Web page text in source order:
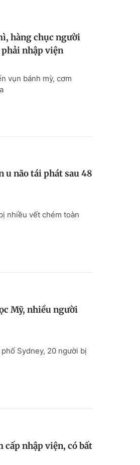
hàng chục người
nhập viện
vụn bánh mỳ, cơm
u não tái phát sau 48
nhiều vết chém toàn
Mỹ, nhiều người
Sydney, 20 người bị
cấp nhập viện, có bất